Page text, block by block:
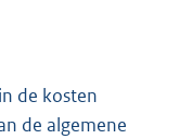
de kosten
de algemene